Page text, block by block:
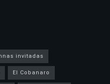
invitadas
El Cobanaro